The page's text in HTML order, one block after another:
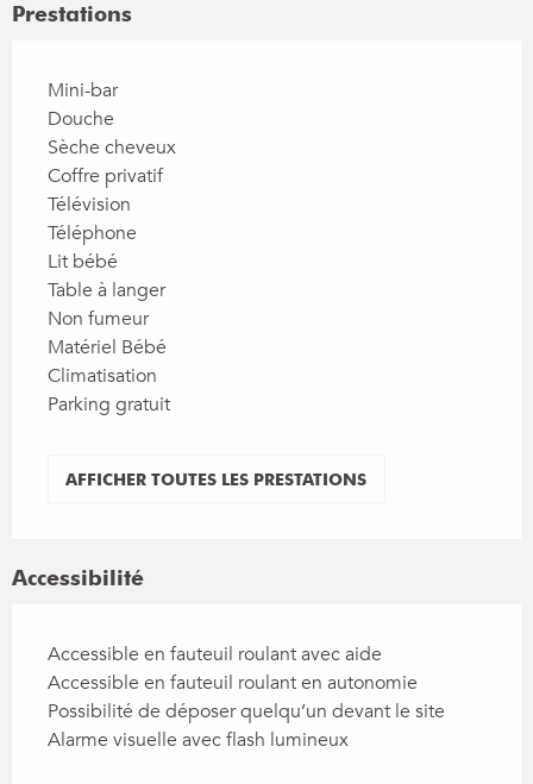
Prestations
Mini-bar
Douche
Sèche cheveux
Coffre privatif
Télévision
Téléphone
Lit bébé
Table à langer
Non fumeur
Matériel Bébé
Climatisation
Parking gratuit
AFFICHER TOUTES LES PRESTATIONS
Accessibilité
Accessible en fauteuil roulant avec aide
Accessible en fauteuil roulant en autonomie
Possibilité de déposer quelqu’un devant le site
Alarme visuelle avec flash lumineux